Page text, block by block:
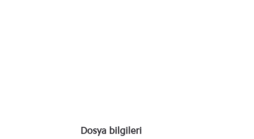
Dosya bilgileri